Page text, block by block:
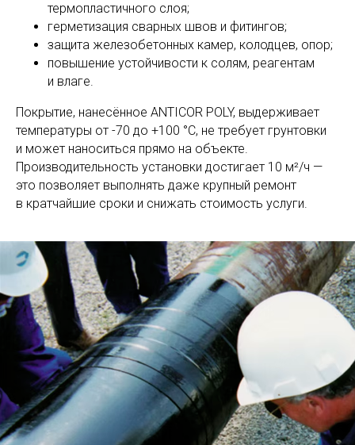
термопластичного слоя;
герметизация сварных швов и фитингов;
защита железобетонных камер, колодцев, опор;
повышение устойчивости к солям, реагентам
и влаге.
Покрытие, нанесённое ANTICOR POLY, выдерживает
температуры от -70 до +100 °C, не требует грунтовки
и может наноситься прямо на объекте.
Производительность установки достигает 10 м²/ч —
это позволяет выполнять даже крупный ремонт
в кратчайшие сроки и снижать стоимость услуги.